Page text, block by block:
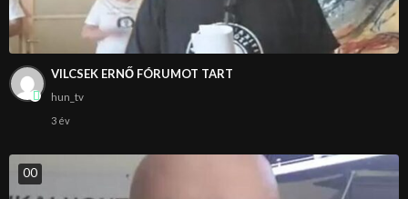
VILCSEK ERNŐ FÓRUMOT TART
hun_tv
3 év
00